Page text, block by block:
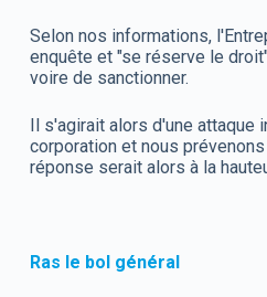
Selon nos informations,
enquête et "se réserve le
voire de sanctionner.
Il s'agirait alors d'une attaque
corporation et nous
réponse serait alors à la
Ras le bol général